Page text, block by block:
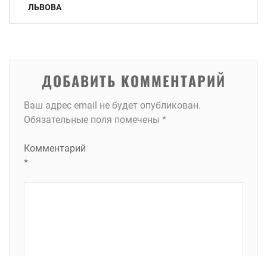
ЛЬВОВА
ДОБАВИТЬ КОММЕНТАРИЙ
Ваш адрес email не будет опубликован.
Обязательные поля помечены *
Комментарий
*